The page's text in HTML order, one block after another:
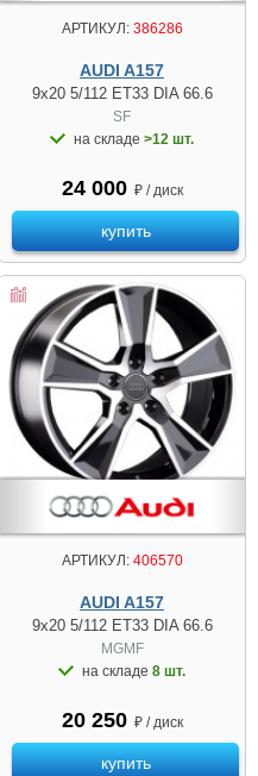
АРТИКУЛ:386286
AUDI A157
9x20 5/112 ET33 DIA 66.6
SF
на складе >12 шт.
24 000 ₽ / диск
купить
АРТИКУЛ:406570
AUDI A157
9x20 5/112 ET33 DIA 66.6
MGMF
на складе 8 шт.
20 250 ₽ / диск
купить